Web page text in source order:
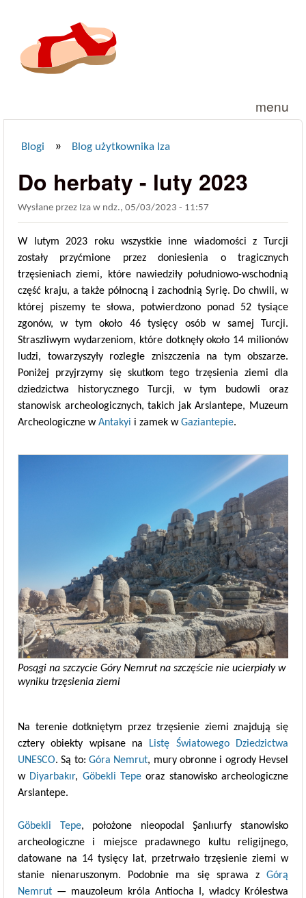
menu
Blogi » Blog użytkownika Iza
Do herbaty - luty 2023
Wysłane przez Iza w ndz., 05/03/2023 - 11:57
W lutym 2023 roku wszystkie inne wiadomości z Turcji
zostały przyćmione przez doniesienia o tragicznych
trzęsieniach ziemi, które nawiedziły południowo-wschodnią
część kraju, a także północną i zachodnią Syrię. Do chwili, w
której piszemy te słowa, potwierdzono ponad 52 tysiące
zgonów, w tym około 46 tysięcy osób w samej Turcji.
Straszliwym wydarzeniom, które dotknęły około 14 milionów
ludzi, towarzyszyły rozległe zniszczenia na tym obszarze.
Poniżej przyjrzymy się skutkom tego trzęsienia ziemi dla
dziedzictwa historycznego Turcji, w tym budowli oraz
stanowisk archeologicznych, takich jak Arslantepe, Muzeum
Archeologiczne wAntakyi i zamek wGaziantepie.
Posągi na szczycie Góry Nemrut na szczęście nie ucierpiały w
wyniku trzęsienia ziemi
Na terenie dotkniętym przez trzęsienie ziemi znajdują się
cztery obiekty wpisane na
Listę Światowego Dziedzictwa
UNESCO. Są to: Góra Nemrut, mury obronne i ogrody Hevsel
w Diyarbakır, Göbekli Tepe oraz stanowisko archeologiczne
Arslantepe.
Göbekli Tepe, położone nieopodal Şanlıurfy stanowisko
archeologiczne i miejsce pradawnego kultu religijnego,
datowane na 14 tysięcy lat, przetrwało trzęsienie ziemi w
stanie nienaruszonym. Podobnie ma się sprawa z Górą
Nemrut — mauzoleum króla Antiocha I, władcy Królestwa